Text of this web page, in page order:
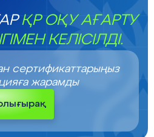
ҚР ОҚУ АҒАРТУ
КЕЛІСІЛДІ.
сертификаттарыңыз
жарамды